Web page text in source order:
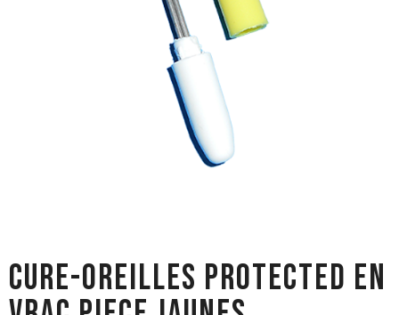
CURE-OREILLES PROTECTED EN